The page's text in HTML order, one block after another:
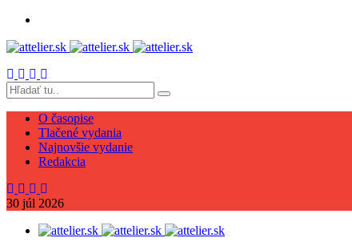
O časopise
Tlačené vydania
Najnovšie vydanie
Redakcia
30 júl 2026